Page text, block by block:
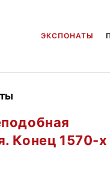
ЭКСПОНАТЫ
Конец 1570-х